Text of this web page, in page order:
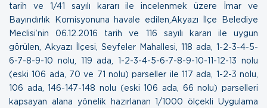
tarih ve 1/41 sayılı kararı ile incelenmek üzere İmar ve
Bayındırlık Komisyonuna havale edilen,Akyazı İlçe Belediye
Meclisi’nin 06.12.2016 tarih ve 116 sayılı kararı ile uygun
görülen, Akyazı İlçesi, Seyfeler Mahallesi, 118 ada, 1-2-3-4-5-
6-7-8-9-10 nolu, 119 ada, 1-2-3-4-5-6-7-8-9-10-11-12-13 nolu
(eski 106 ada, 70 ve 71 nolu) parseller ile 117 ada, 1-2-3 nolu,
106 ada, 146-147-148 nolu (eski 106 ada, 66 nolu) parselleri
kapsayan alana yönelik hazırlanan 1/1000 ölçekli Uygulama